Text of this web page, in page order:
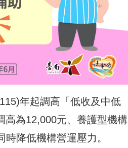
年起調高「低收及中低
高為12,000元、養護型機構
降低機構營運壓力。